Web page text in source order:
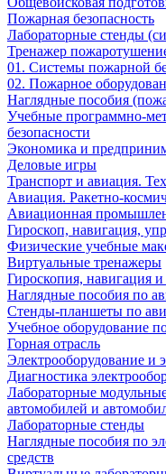
Пожарная безопасность
Лабораторные стенды
Тренажер
01. Системы пожарной
02. Пожарное
Наглядные пособия
Учебные программно-
безопасности
Экономика и
Деловые игры
Транспорт и авиация.
Авиация. Ракетно-
Авиационная
Гироскоп, навигация,
Физические учебные
Виртуальные тренажеры
Гироскопия, навигация
Наглядные пособия по
Стенды-планшеты по
Учебное оборудование
Горная отрасль
Электрооборудование и
Диагностика
Лабораторные
автомобилей и
Лабораторные стенды
Наглядные пособия по
средств